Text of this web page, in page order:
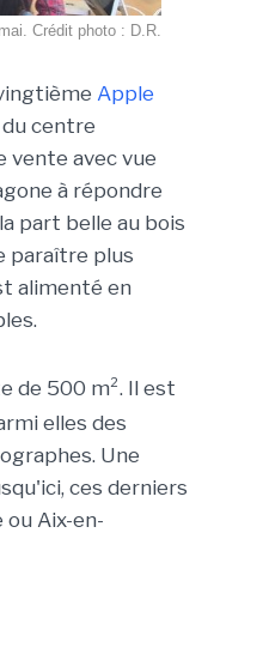
Crédit photo : D.R.
Apple
centre
vente avec vue
à répondre
part belle au bois
paraître plus
alimenté en
de 500 m². Il est
elles des
Une
ces derniers
Aix-en-